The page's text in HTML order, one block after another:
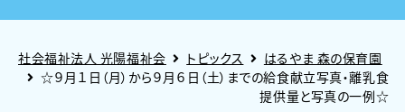
社会福祉法人 光陽福祉会 トピックス
はるやま 森の保育園
☆９月１日（月）から９月６日（土）までの給食献立写真・離乳食
提供量と写真の一例☆